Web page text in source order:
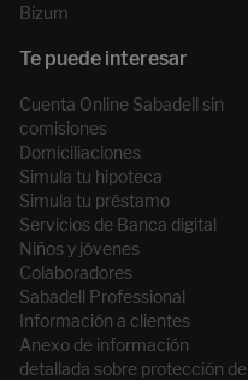
Bizum
Cuenta Online Sabadell sin
comisiones
Domiciliaciones
Simula tu hipoteca
Simula tu préstamo
Servicios de Banca digital
Niños y jóvenes
Colaboradores
Sabadell Professional
Información a clientes
Anexo de información
detallada sobre protección de